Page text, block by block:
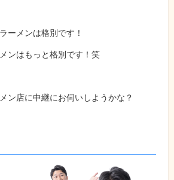
ーメンは格別です！
ンはもっと格別です！笑
ン店に中継にお伺いしようかな？